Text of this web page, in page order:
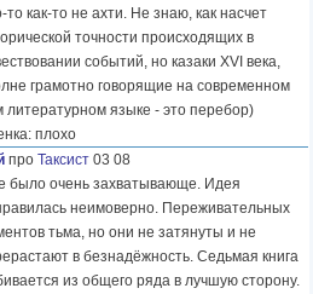
то как-то не ахти. Не знаю, как насчет
точности происходящих в
событий, но казаки XVI века,
грамотно говорящие на современном
литературном языке - это перебор)
плохо
про Таксист 03 08
было очень захватывающе. Идея
неимоверно. Переживательных
тьма, но они не затянуты и не
в безнадёжность. Седьмая книга
из общего ряда в лучшую сторону.